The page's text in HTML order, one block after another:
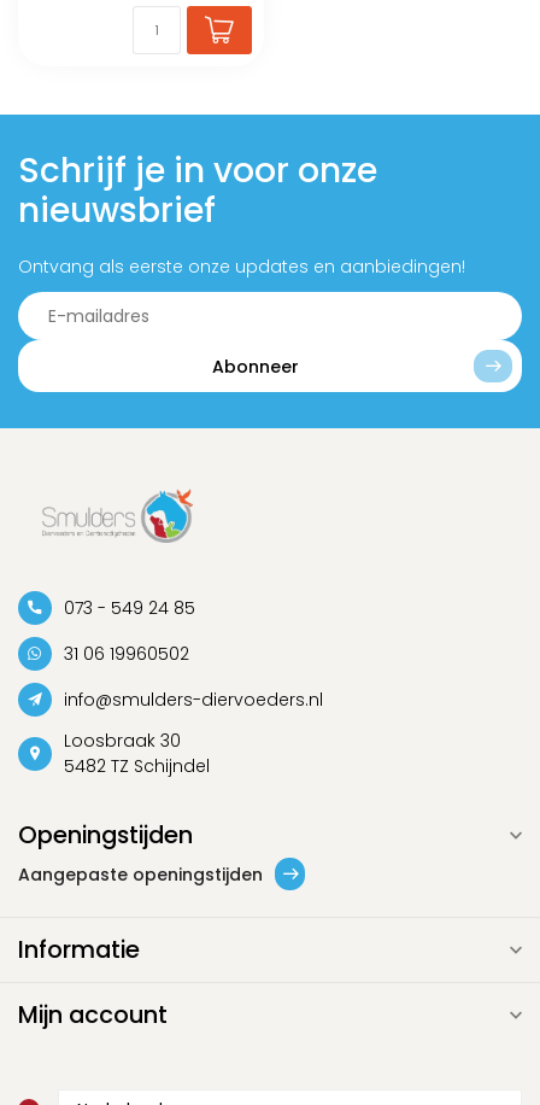
Schrijf je in voor onze
nieuwsbrief
Ontvang als eerste onze updates en aanbiedingen!
Abonneer
073 - 549 24 85
31 06 19960502
info@smulders-diervoeders.nl
Loosbraak 30
5482 TZ Schijndel
Openingstijden
Aangepaste openingstijden
Informatie
Mijn account